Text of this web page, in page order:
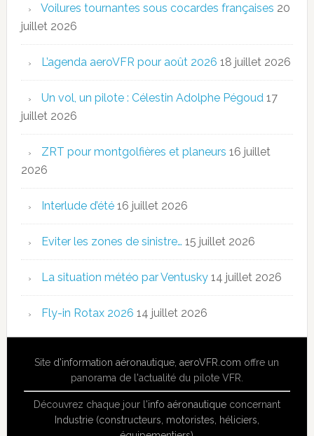
Voilures tournantes sous cocardes françaises 20
juillet 2026
L’agenda aeroVFR pour août 2026 18 juillet 2026
Un vol, un pilote : Célestin Adolphe Pégoud 17
juillet 2026
ZRT pour montgolfières et planeurs 16 juillet
2026
Interlude d’été 16 juillet 2026
Eviter les zones de sinistre… 15 juillet 2026
La situation météo par Ventusky 14 juillet 2026
Fly-in Rotax 2026 14 juillet 2026
Site d'information aéronautique ,aeroVFR.com offre un
panorama de l'actualité du pilote VFR.
Découvrez chaque jour l'info aéronautiqueconcernant
Industrie (constructeurs, motoristes, héliciers,